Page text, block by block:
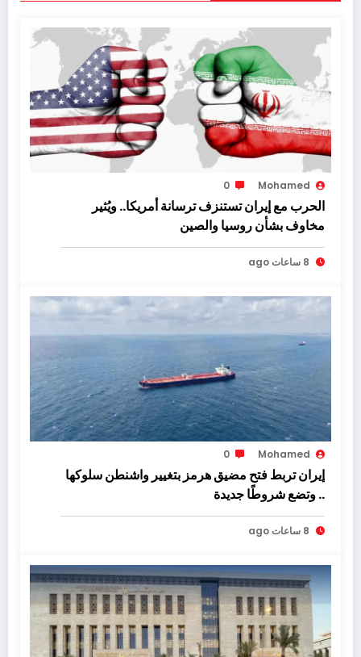
Mohamed
0
الحرب مع إيران تستنزف ترسانة أمريكا.. ويُثير
مخاوف بشأن روسيا والصين
8 ساعات ago
Mohamed
0
إيران تربط فتح مضيق هرمز بتغيير واشنطن سلوكها
.. وتضع شروطًا جديدة
8 ساعات ago